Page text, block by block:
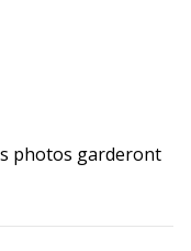
photos garderont